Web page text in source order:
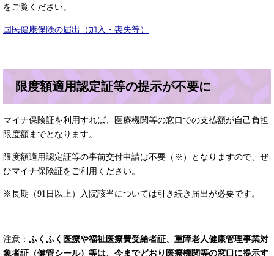
をご覧ください。
国民健康保険の届出（加入・喪失等）
限度額適用認定証等の提示が不要に
マイナ保険証を利用すれば、医療機関等の窓口での支払額が自己負担
限度額までとなります。
限度額適用認定証等の事前交付申請は不要（※）となりますので、ぜ
ひマイナ保険証をご利用ください。
※長期（91日以上）入院該当については引き続き届出が必要です。
注意： ふくふく医療や福祉医療費受給者証、重障老人健康管理事業対
象者証（健管シール）等は、今までどおり医療機関等の窓口に提示す